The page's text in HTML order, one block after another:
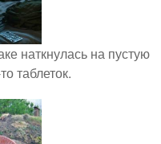
наткнулась на пустую
таблеток.